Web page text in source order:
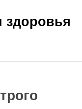
здоровья